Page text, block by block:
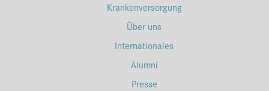
Krankenversorgung
Über uns
Internationales
Alumni
Presse